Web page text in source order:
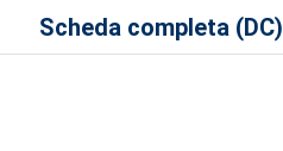
Scheda completa (DC)